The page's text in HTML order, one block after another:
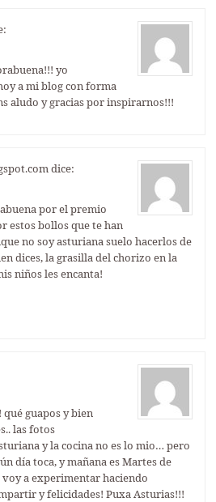
yo
a mi blog con forma
aludo y gracias por inspirarnos!!!
dice:
por el premio
estos bollos que te han
no soy asturiana suelo hacerlos de
dices, la grasilla del chorizo en la
niños les encanta!
guapos y bien
las fotos
y la cocina no es lo mio… pero
día toca, y mañana es Martes de
a experimentar haciendo
y felicidades! Puxa Asturias!!!